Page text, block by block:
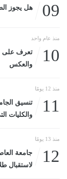
09 هل يجوز
منذ عام واحد
10
تعرف على
والعكس
منذ 12 يومًا
11
والكليات
منذ 13 يومًا
12
جامعة
لاستقبال